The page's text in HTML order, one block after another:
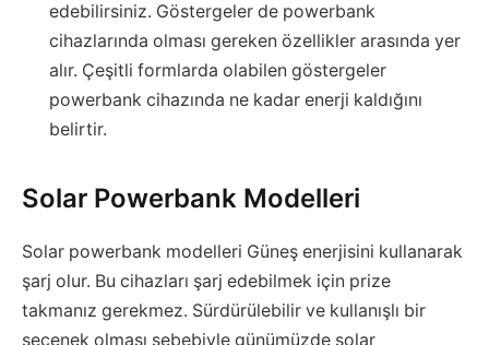
edebilirsiniz. Göstergeler de powerbank
cihazlarında olması gereken özellikler arasında yer
alır. Çeşitli formlarda olabilen göstergeler
powerbank cihazında ne kadar enerji kaldığını
belirtir.
Solar Powerbank Modelleri
Solar powerbank modelleri Güneş enerjisini kullanarak
şarj olur. Bu cihazları şarj edebilmek için prize
takmanız gerekmez. Sürdürülebilir ve kullanışlı bir
seçenek olması sebebiyle günümüzde solar